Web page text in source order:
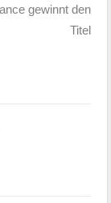
gewinnt den
Titel